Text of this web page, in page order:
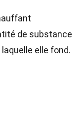
de substance
elle fond.